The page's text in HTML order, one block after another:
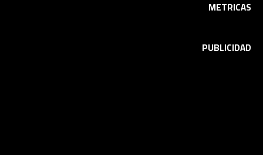
METRICAS
PUBLICIDAD